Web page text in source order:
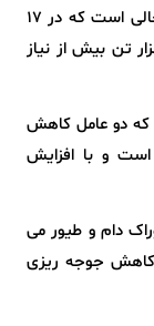
تنظیم بازار واردات مرغ هم انجام شد این در حالی است که در 17
کشور، 3 میلیون تن مرغ 500 هزار تن بیش از نیاز
که دو عامل کاهش
است و با افزایش
دام و طیور می
کاهش جوجه ریزی